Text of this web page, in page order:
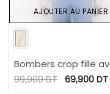
Bombers crop fille
détails élastique
99,900DT 69,900DT
AJOUTER AU PANIER